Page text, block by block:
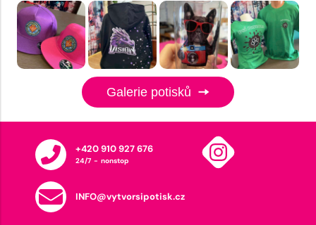
Galerie potisků
+420 910 927 676
24/7 - nonstop
INFO@vytvorsipotisk.cz